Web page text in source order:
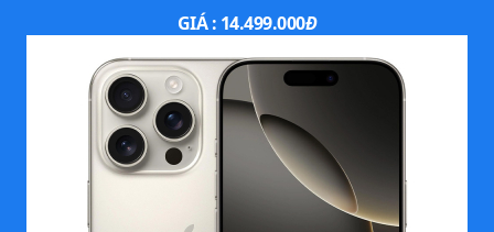
GIÁ : 14.499.000Đ